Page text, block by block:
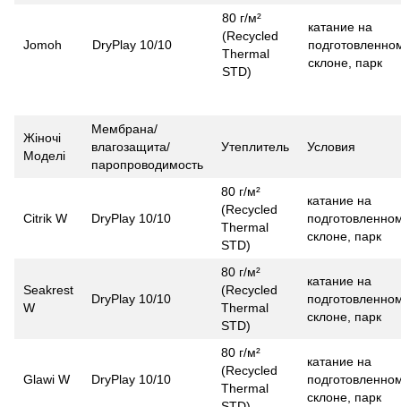
Jomoh DryPlay 10/10
80 г/м²
(Recycled
Thermal
STD)
катание на
склоне, парк
Жіночі
Моделі
Мембрана/
влагозащита/
паропроводимость
Утеплитель Условия
Citrik W DryPlay 10/10
80 г/м²
(Recycled
Thermal
STD)
катание на
склоне, парк
Seakrest
W
DryPlay 10/10
80 г/м²
(Recycled
Thermal
STD)
катание на
склоне, парк
Glawi W DryPlay 10/10
80 г/м²
(Recycled
Thermal
катание на
склоне, парк